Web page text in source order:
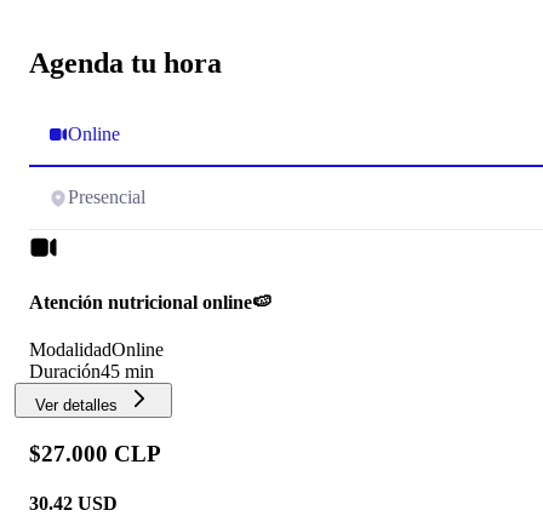
Agenda tu hora
Online
Presencial
Atención nutricional online🍉
ModalidadOnline
Duración45 min
Ver detalles
$27.000 CLP
30.42 USD